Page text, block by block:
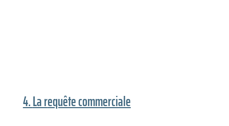
4.La requête commerciale